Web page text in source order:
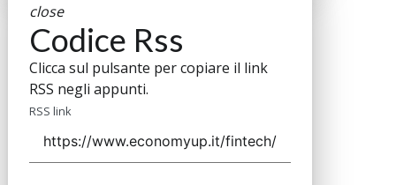
close
Codice Rss
Clicca sul pulsante per copiare il link
RSS negli appunti.
RSS link